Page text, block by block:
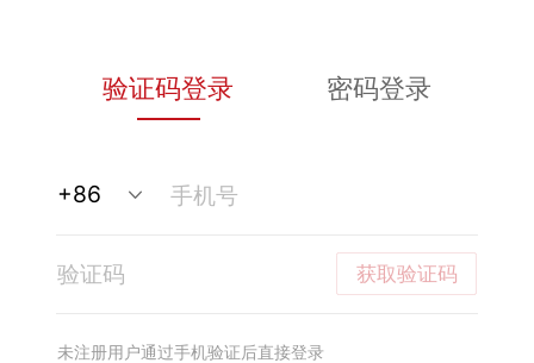
验证码登录 密码登录
获取验证码
未注册用户通过手机验证后直接登录